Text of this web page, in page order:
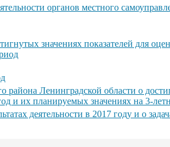
органов местного
значениях показателей для
Ленинградской области о
и их планируемых значениях на 3-
деятельности в 2017 году и о